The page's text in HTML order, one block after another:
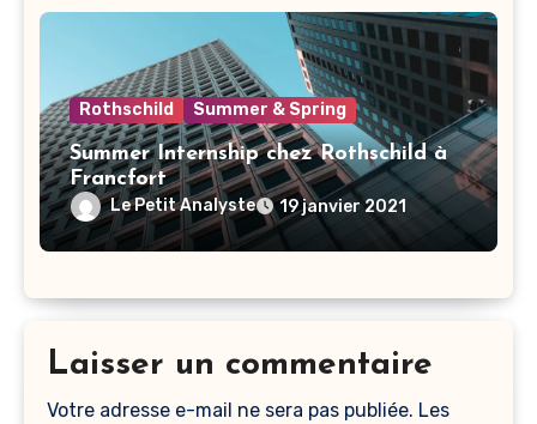
Rothschild Summer & Spring
Summer Internship chez Rothschild à
Francfort
Le Petit Analyste 19 janvier 2021
Laisser un commentaire
Votre adresse e-mail ne sera pas publiée. Les